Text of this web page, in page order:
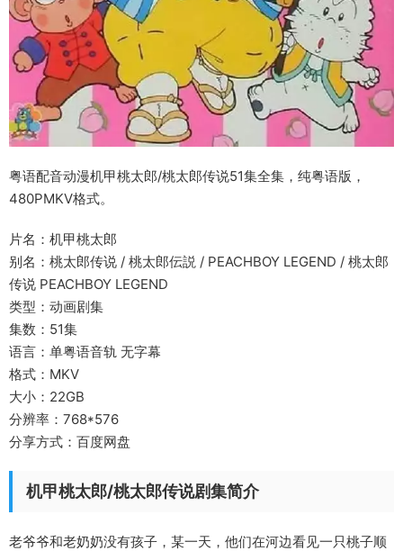
粤语配音动漫机甲桃太郎/桃太郎传说51集全集，纯粤语版，
480PMKV格式。
片名：机甲桃太郎
别名：桃太郎传说 / 桃太郎伝説 / PEACHBOY LEGEND / 桃太郎
传说 PEACHBOY LEGEND
类型：动画剧集
集数：51集
语言：单粤语音轨 无字幕
格式：MKV
大小：22GB
分辨率：768*576
分享方式：百度网盘
机甲桃太郎/桃太郎传说剧集简介
老爷爷和老奶奶没有孩子，某一天，他们在河边看见一只桃子顺